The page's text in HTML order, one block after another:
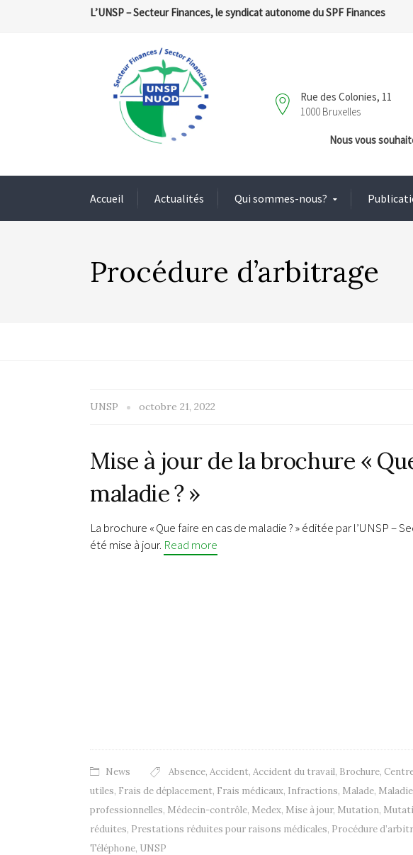
L’UNSP – Secteur Finances, le syndicat autonome du SPF Finances
Rue des Colonies, 11
1000 Bruxelles
Nous vous
Accueil Actualités Qui sommes-nous?
Procédure d’arbitrage
UNSP octobre 21, 2022
Mise à jour de la brochure «
maladie ? »
La brochure « Que faire en cas de maladie ? » éditée par l’UNSP –
été mise à jour. Read more
News Absence, Accident, Accident du travail, Brochure,
utiles, Frais de déplacement, Frais médicaux, Infractions, Malade, Maladie
professionnelles, Médecin-contrôle, Medex, Mise à jour, Mutation,
réduites, Prestations réduites pour raisons médicales, Procédure
Téléphone, UNSP